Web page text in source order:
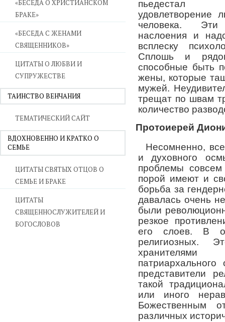
«БЕСЕДА О ХРИСТИАНСКОМ
БРАКЕ»
«БЕСЕДА С ЖЕНАМИ
СВЯЩЕННИКОВ»
ЦИТАТЫ О ЛЮБВИ И
СУПРУЖЕСТВЕ
ТАИНСТВО ВЕНЧАНИЯ
ТЕМАТИЧЕСКИЙ САЙТ
ВДОХНОВЕННО И КРАТКО О
СЕМЬЕ
ЦИТАТЫ СВЯТЫХ ОТЦОВ О
СЕМЬЕ И БРАКЕ
ЦИТАТЫ
СВЯЩЕННОСЛУЖИТЕЛЕЙ И
БОГОСЛОВОВ
пьедестал
удовлетворение
человека. Эти
наслоения и
всплеску
Сплошь и
способные быть
жены, которые
мужей.
трещат по швам
количество
Протоиерей
Несомненно,
и духовного
проблемы
порой имеют и
борьба за
давалась очень
были
резкое
его слоев. В
религиозных.
представители
такой
или иного
Божественным
различных